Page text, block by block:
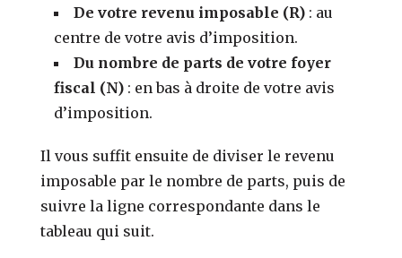
De votre revenu imposable (R) : au
centre de votre avis d’imposition.
Du nombre de parts de votre foyer
fiscal (N) : en bas à droite de votre avis
d’imposition.
Il vous suffit ensuite de diviser le revenu
imposable par le nombre de parts, puis de
suivre la ligne correspondante dans le
tableau qui suit.